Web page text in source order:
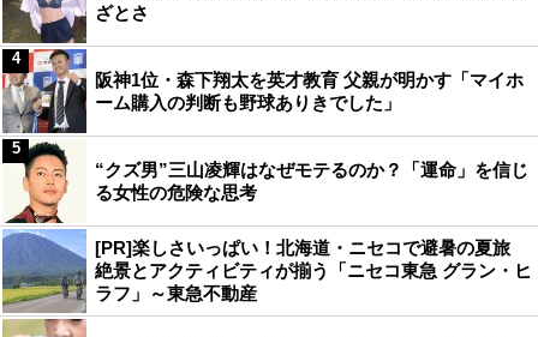
ざとさ
阪神1位・森下翔太を英才教育 父親が明かす「マイホ
ーム購入の判断も野球ありきでした」
4
“クズ男”三山凌輝はなぜモテるのか？「運命」を信じ
る女性の危険な思考
5
[PR]楽しさいっぱい！北海道・ニセコで避暑の夏旅
絶景とアクティビティが揃う「ニセコ東急 グラン・ヒ
ラフ」～東急不動産